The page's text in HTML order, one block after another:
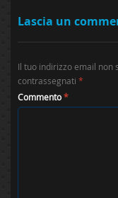
Lascia un
Il tuo indirizzo email non
contrassegnati *
Commento*